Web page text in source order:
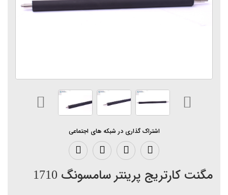
اشتراک گذاری در شبکه های اجتماعی
مگنت کارتریج پرینتر سامسونگ 1710